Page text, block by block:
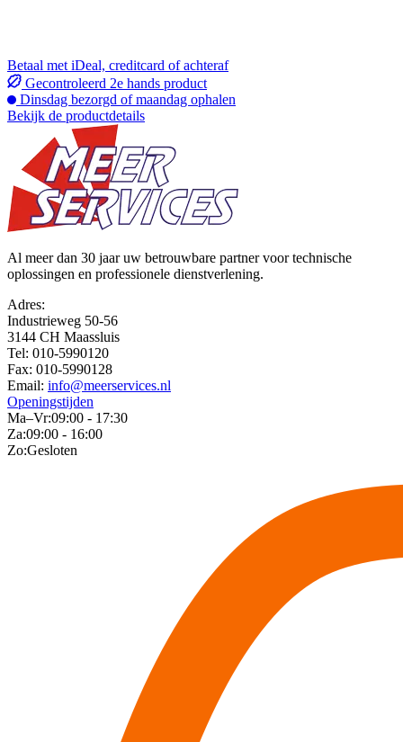
Betaal met iDeal, creditcard of achteraf
Gecontroleerd 2e hands product
Dinsdag bezorgd of maandag ophalen
Bekijk de productdetails
Al meer dan 30 jaar uw betrouwbare partner voor technische
oplossingen en professionele dienstverlening.
Adres:
Industrieweg 50-56
3144 CH Maassluis
Tel: 010-5990120
Fax: 010-5990128
Email: info@meerservices.nl
Openingstijden
Ma–Vr:09:00 - 17:30
Za:09:00 - 16:00
Zo:Gesloten